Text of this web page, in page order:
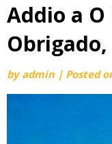
Addio a
Obrigado,
byadmin | Posted